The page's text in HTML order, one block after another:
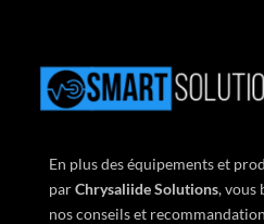
En plus des équipements et
parChrysaliide Solutions,vous
nos conseils et